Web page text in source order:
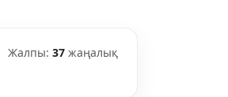
Жалпы: 37 жаңалық